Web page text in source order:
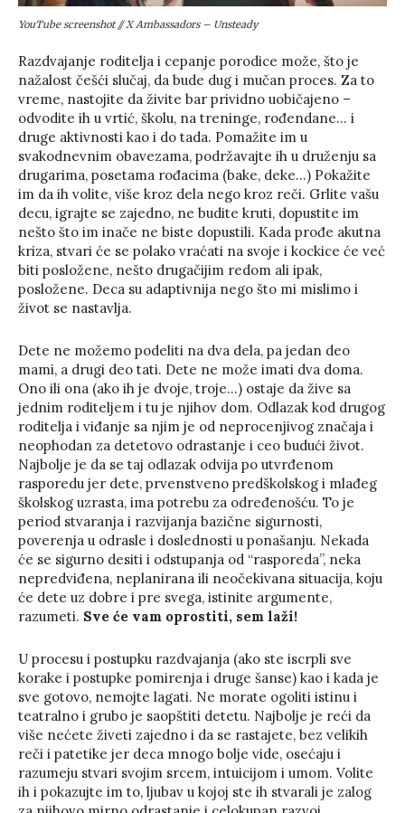
YouTube screenshot // X Ambassadors – Unsteady
Razdvajanje roditelja i cepanje porodice može, što je
nažalost češći slučaj, da bude dug i mučan proces. Za to
vreme, nastojite da živite bar prividno uobičajeno –
odvodite ih u vrtić, školu, na treninge, rođendane… i
druge aktivnosti kao i do tada. Pomažite im u
svakodnevnim obavezama, podržavajte ih u druženju sa
drugarima, posetama rođacima (bake, deke…) Pokažite
im da ih volite, više kroz dela nego kroz reči. Grlite vašu
decu, igrajte se zajedno, ne budite kruti, dopustite im
nešto što im inače ne biste dopustili. Kada prođe akutna
kriza, stvari će se polako vraćati na svoje i kockice će već
biti posložene, nešto drugačijim redom ali ipak,
posložene. Deca su adaptivnija nego što mi mislimo i
život se nastavlja.
Dete ne možemo podeliti na dva dela, pa jedan deo
mami, a drugi deo tati. Dete ne može imati dva doma.
Ono ili ona (ako ih je dvoje, troje…) ostaje da žive sa
jednim roditeljem i tu je njihov dom. Odlazak kod drugog
roditelja i viđanje sa njim je od neprocenjivog značaja i
neophodan za detetovo odrastanje i ceo budući život.
Najbolje je da se taj odlazak odvija po utvrđenom
rasporedu jer dete, prvenstveno predškolskog i mlađeg
školskog uzrasta, ima potrebu za određenošću. To je
period stvaranja i razvijanja bazične sigurnosti,
poverenja u odrasle i doslednosti u ponašanju. Nekada
će se sigurno desiti i odstupanja od “rasporeda”, neka
nepredviđena, neplanirana ili neočekivana situacija, koju
će dete uz dobre i pre svega, istinite argumente,
razumeti. Sve će vam oprostiti, sem laži!
U procesu i postupku razdvajanja (ako ste iscrpli sve
korake i postupke pomirenja i druge šanse) kao i kada je
sve gotovo, nemojte lagati. Ne morate ogoliti istinu i
teatralno i grubo je saopštiti detetu. Najbolje je reći da
više nećete živeti zajedno i da se rastajete, bez velikih
reči i patetike jer deca mnogo bolje vide, osećaju i
razumeju stvari svojim srcem, intuicijom i umom. Volite
ih i pokazujte im to, ljubav u kojoj ste ih stvarali je zalog